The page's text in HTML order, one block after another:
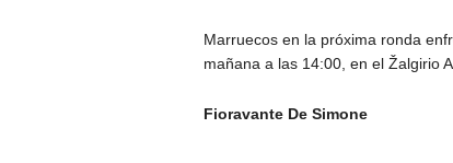
Marruecos en la próxima ronda
mañana a las 14:00, en el Žalgirio
Fioravante De Simone